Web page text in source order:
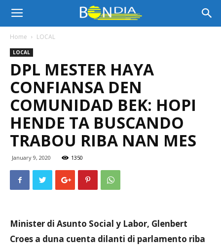
Bon
Dia
Aruba
Noticia
Home LOCAL
LOCAL
DPL MESTER HAYA
CONFIANSA DEN
COMUNIDAD BEK: HOPI
HENDE TA BUSCANDO
TRABOU RIBA NAN MES
January 9, 2020 1350
Minister di Asunto Social y Labor, Glenbert
Croes a duna cuenta dilanti di parlamento riba